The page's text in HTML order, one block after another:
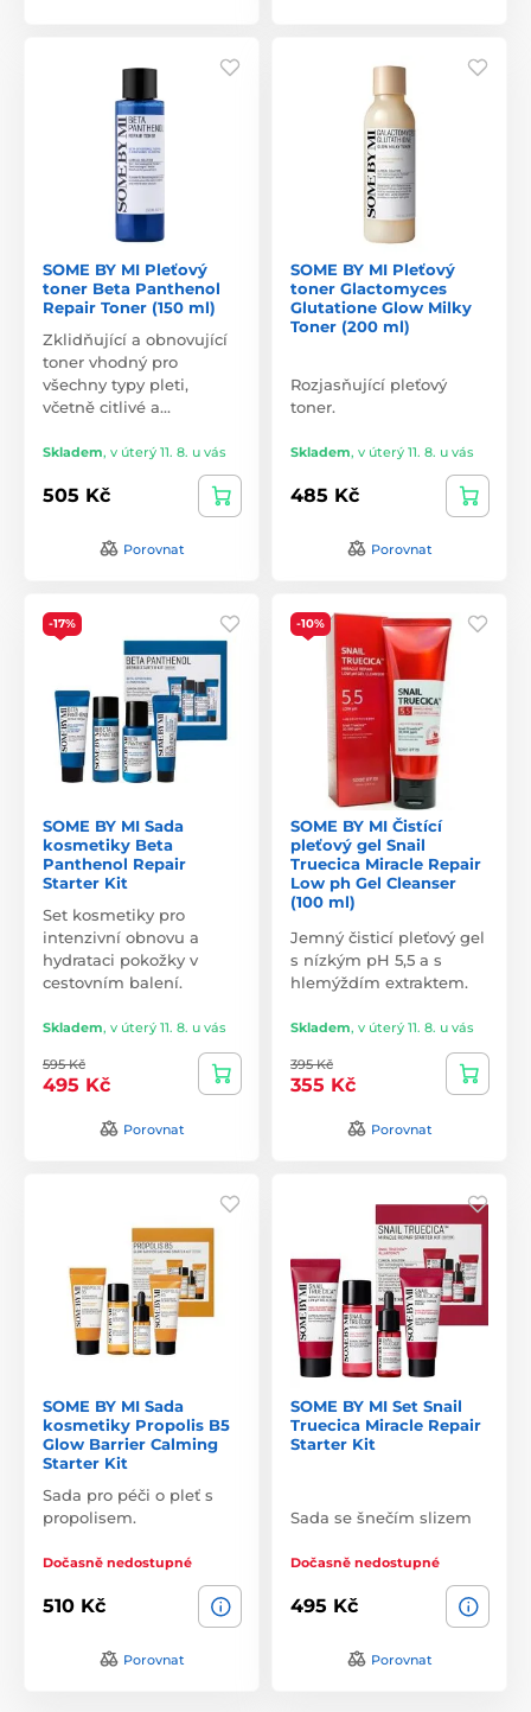
SOME BY MI Pleťový
toner Beta Panthenol
Repair Toner (150 ml)
Zklidňující a obnovující
toner vhodný pro
všechny typy pleti,
včetně citlivé a…
Skladem, v úterý 11. 8. u vás
505 Kč
Porovnat
SOME BY MI Pleťový
toner Glactomyces
Glutatione Glow Milky
Toner (200 ml)
Rozjasňující pleťový
toner.
Skladem, v úterý 11. 8. u vás
485 Kč
Porovnat
-17%
SOME BY MI Sada
kosmetiky Beta
Panthenol Repair
Starter Kit
Set kosmetiky pro
intenzivní obnovu a
hydrataci pokožky v
cestovním balení.
Skladem, v úterý 11. 8. u vás
595 Kč
495 Kč
Porovnat
-10%
SOME BY MI Čistící
pleťový gel Snail
Truecica Miracle Repair
Low ph Gel Cleanser
(100 ml)
Jemný čisticí pleťový gel
s nízkým pH 5,5 a s
hlemýždím extraktem.
Skladem, v úterý 11. 8. u vás
395 Kč
355 Kč
Porovnat
SOME BY MI Sada
kosmetiky Propolis B5
Glow Barrier Calming
Starter Kit
Sada pro péči o pleť s
propolisem.
Dočasně nedostupné
510 Kč
Porovnat
SOME BY MI Set Snail
Truecica Miracle Repair
Starter Kit
Sada se šnečím slizem
Dočasně nedostupné
495 Kč
Porovnat